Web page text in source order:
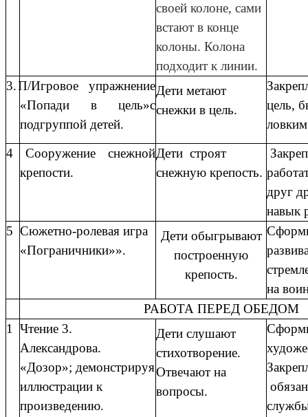
своей колоне, сами
встают в конце
колоны. Колона
подходит к линии.
3.
П/Игровое упражнение
«Попади в цель»с
подгруппой детей.
Дети метают
снежки в цель.
цель,
4
Сооружение снежной
крепости.
Дети строят
снежную крепость.
друг
навык
5 Сюжетно-ролевая игра
«Пограничники»».
Дети обыгрывают
построенную
крепость.
на
РАБОТА ПЕРЕД ОБЕДОМ
1 Чтение 3.
Александрова.
«Дозор»; демонстрируя
иллюстрации к
произведению.
Дети слушают
стихотворение.
Отвечают на
вопросы.